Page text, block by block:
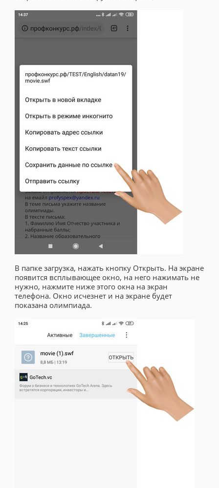
В папке загрузка, нажать кнопку Открыть. На экране
появится всплывающее окно, на него нажимать не
нужно, нажмите ниже этого окна на экран
телефона. Окно исчезнет и на экране будет
показана олимпиада.